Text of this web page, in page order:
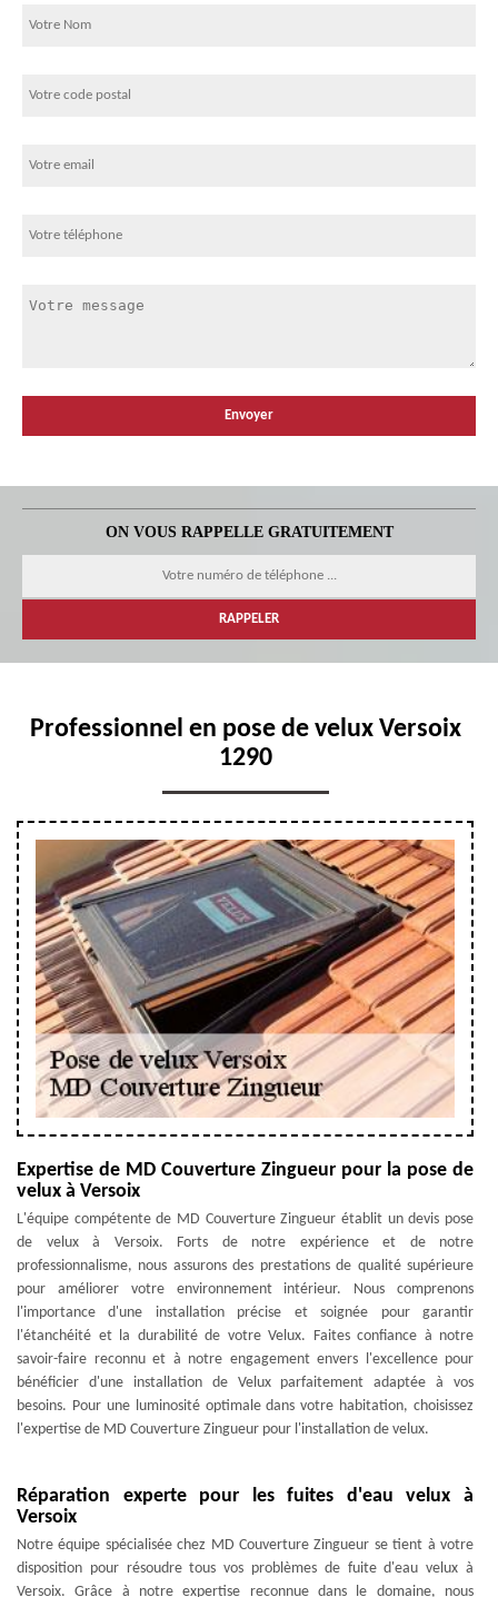
ON VOUS RAPPELLE GRATUITEMENT
Professionnel en pose de velux Versoix
1290
Expertise de MD Couverture Zingueur pour la pose de
velux à Versoix
L'équipe compétente de MD Couverture Zingueur établit un devis pose
de velux à Versoix. Forts de notre expérience et de notre
professionnalisme, nous assurons des prestations de qualité supérieure
pour améliorer votre environnement intérieur. Nous comprenons
l'importance d'une installation précise et soignée pour garantir
l'étanchéité et la durabilité de votre Velux. Faites confiance à notre
savoir-faire reconnu et à notre engagement envers l'excellence pour
bénéficier d'une installation de Velux parfaitement adaptée à vos
besoins. Pour une luminosité optimale dans votre habitation, choisissez
l'expertise de MD Couverture Zingueur pour l'installation de velux.
Réparation experte pour les fuites d'eau velux à
Versoix
Notre équipe spécialisée chez MD Couverture Zingueur se tient à votre
disposition pour résoudre tous vos problèmes de fuite d'eau velux à
Versoix. Grâce à notre expertise reconnue dans le domaine, nous